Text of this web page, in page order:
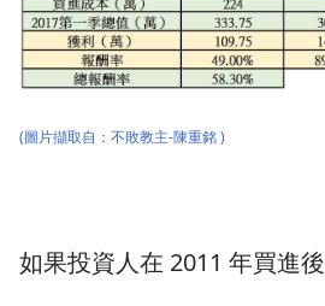
(圖片擷取自： 不敗教主-陳重銘)
如果投資人在 2011 年買進後